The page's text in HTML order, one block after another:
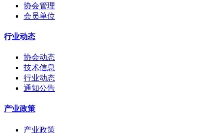
协会管理
会员单位
行业动态
协会动态
技术信息
行业动态
通知公告
产业政策
产业政策